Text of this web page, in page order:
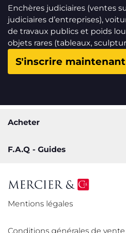
Enchères judiciaires (ventes
judiciaires d’entreprises),
de travaux publics et poids
objets rares (tableaux,
S'inscrire maintenant
Acheter
F.A.Q - Guides
Mentions légales
Conditions générales de vente